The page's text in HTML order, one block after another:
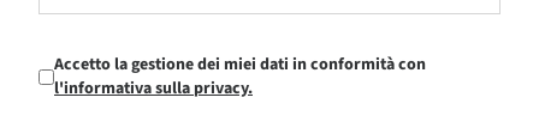
Accetto la gestione dei miei dati in conformità con
l'informativa sulla privacy.